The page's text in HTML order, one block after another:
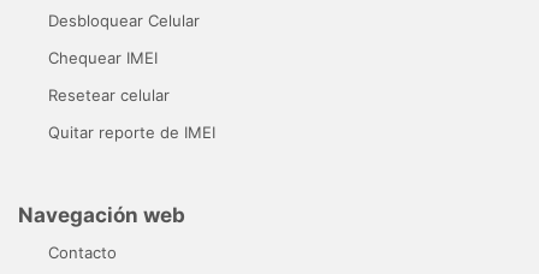
Desbloquear Celular
Chequear IMEI
Resetear celular
Quitar reporte de IMEI
Navegación web
Contacto